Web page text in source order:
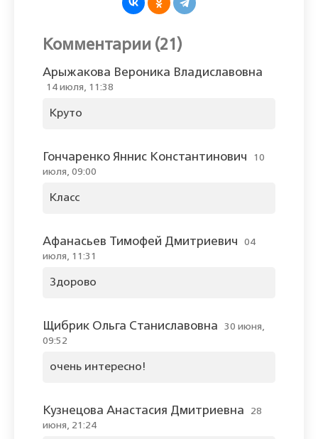
Комментарии (21)
Арыжакова Вероника Владиславовна
14 июля, 11:38
Круто
Гончаренко Яннис Константинович
10
июля, 09:00
Класс
Афанасьев Тимофей Дмитриевич
04
июля, 11:31
Здорово
Щибрик Ольга Станиславовна
30 июня,
09:52
очень интересно!
Кузнецова Анастасия Дмитриевна
28
июня, 21:24